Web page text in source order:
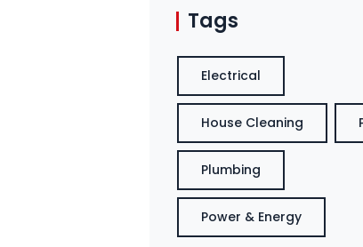
Tags
Electrical
House Cleaning
Plumbing
Power & Energy